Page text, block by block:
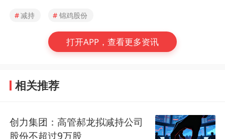
#减持 # 锦鸡股份
打开APP，查看更多资讯
相关推荐
创力集团：高管郝龙拟减持公司
股份不超过9万股